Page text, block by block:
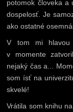
potomok človeka a
dospelosť. Je
ako ostatné
V tom mi hlavou
v momente
nejaký čas a...
som ísť na
skvelé!
Vrátila som knihu